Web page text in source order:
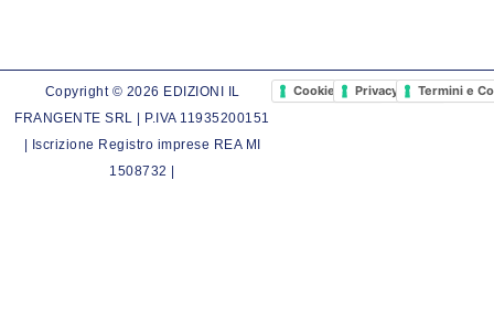
Copyright © 2026 EDIZIONI IL
FRANGENTE SRL | P.IVA 11935200151
| Iscrizione Registro imprese REA MI
1508732 |
Cookie PolicyPrivacy PolicyTermini e